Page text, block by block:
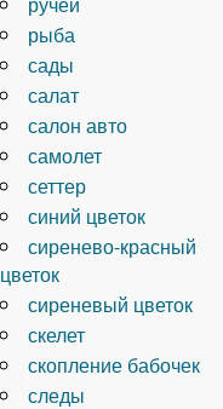
рыба
сады
салат
салон авто
самолет
сеттер
синий цветок
сиренево-красный
цветок
сиреневый цветок
скелет
скопление бабочек
следы